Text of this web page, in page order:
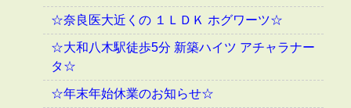
☆奈良医大近くの １ＬＤＫ ホグワーツ☆
☆大和八木駅徒歩5分 新築ハイツ アチャラナー
タ☆
☆年末年始休業のお知らせ☆